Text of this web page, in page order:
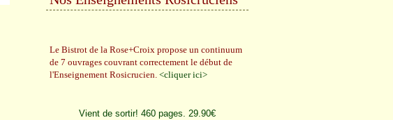
Le Bistrot de la Rose+Croix propose un continuum
de 7 ouvrages couvrant correctement le début de
l'Enseignement Rosicrucien. <cliquer ici>
Vient de sortir! 460 pages. 29.90€